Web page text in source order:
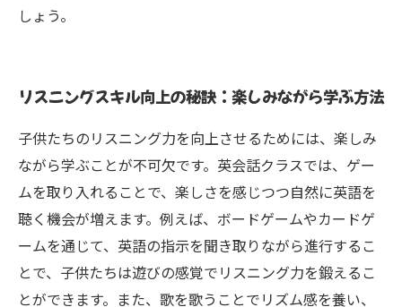
しょう。
リスニングスキル向上の秘訣：楽しみながら学ぶ方法
子供たちのリスニング力を向上させるためには、楽しみ
ながら学ぶことが不可欠です。英会話クラスでは、ゲー
ムを取り入れることで、楽しさを感じつつ自然に英語を
聴く機会が増えます。例えば、ボードゲームやカードゲ
ームを通じて、英語の指示を聞き取りながら進行するこ
とで、子供たちは遊びの感覚でリスニング力を鍛えるこ
とができます。また、歌を歌うことでリズム感を養い、